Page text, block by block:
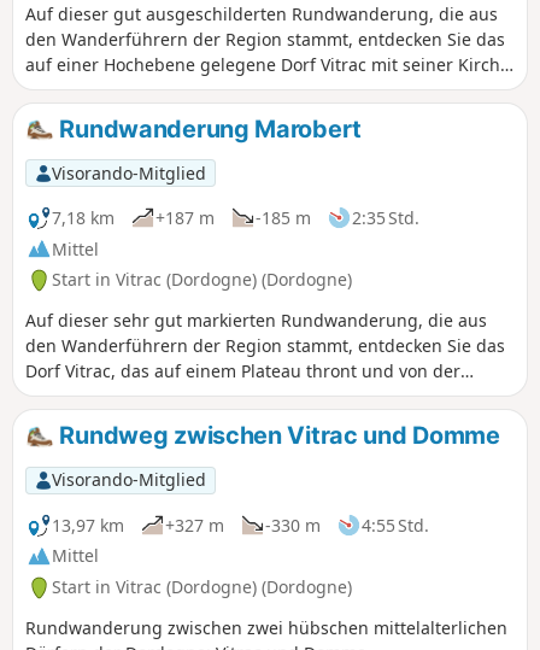
Auf dieser gut ausgeschilderten Rundwanderung, die aus
den Wanderführern der Region stammt, entdecken Sie das
auf einer Hochebene gelegene Dorf Vitrac mit seiner Kirche
und seinem Schloss sowie das mittelalterliche Dorf Montfort
mit seinem Schloss.
Rundwanderung Marobert
Visorando-Mitglied
7,18 km
+187 m -185 m
2:35 Std.
Mittel
Start in Vitrac (Dordogne) (Dordogne)
Auf dieser sehr gut markierten Rundwanderung, die aus
den Wanderführern der Region stammt, entdecken Sie das
Dorf Vitrac, das auf einem Plateau thront und von der
Kirche und dem Schloss dominiert wird. Nach einer
Waldpassage entdecken Sie das Schloss Marobert.
Rundweg zwischen Vitrac und Domme
Visorando-Mitglied
13,97 km
+327 m -330 m
4:55 Std.
Mittel
Start in Vitrac (Dordogne) (Dordogne)
Rundwanderung zwischen zwei hübschen mittelalterlichen